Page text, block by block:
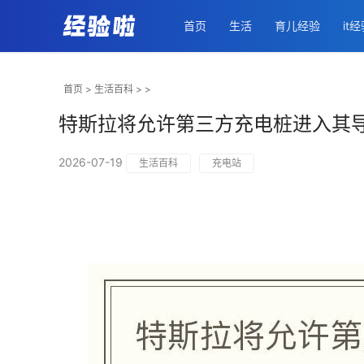
首页 生活 育儿经验 it经
首页 > 生活百科 > >
特斯拉将允许第三方充电桩进入其
2026-07-19 生活百科 充电站